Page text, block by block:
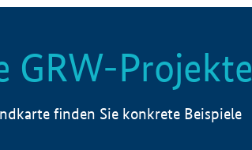
GRW-Projekte
finden Sie konkrete Beispiele